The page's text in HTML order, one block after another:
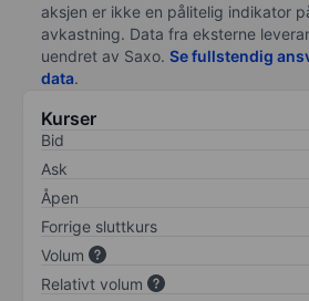
aksjen er ikke en pålitelig indikator
avkastning. Data fra eksterne
uendret av Saxo. Se fullstendig
data.
Kurser
Bid
Ask
Åpen
Forrige sluttkurs
Volum
Relativt volum